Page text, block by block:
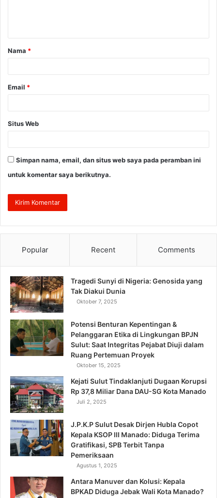
a
r
Nama *
Email *
Situs Web
Simpan nama, email, dan situs web saya pada peramban ini
untuk komentar saya berikutnya.
Popular Recent Comments
Tragedi Sunyi di Nigeria: Genosida yang
Tak Diakui Dunia
Oktober 7, 2025
Potensi Benturan Kepentingan &
Pelanggaran Etika di Lingkungan BPJN
Sulut: Saat Integritas Pejabat Diuji dalam
Ruang Pertemuan Proyek
Oktober 15, 2025
Kejati Sulut Tindaklanjuti Dugaan Korupsi
Rp 37,8 Miliar Dana DAU-SG Kota Manado
Juli 2, 2025
J.P.K.P Sulut Desak Dirjen Hubla Copot
Kepala KSOP III Manado: Diduga Terima
Gratifikasi, SPB Terbit Tanpa
Pemeriksaan
Agustus 1, 2025
Antara Manuver dan Kolusi: Kepala
BPKAD Diduga Jebak Wali Kota Manado?